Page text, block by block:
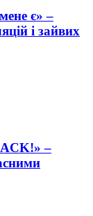
є» –
і зайвих
–